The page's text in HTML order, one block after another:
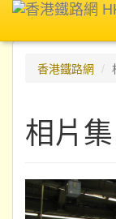
香港鐵路網
相片集